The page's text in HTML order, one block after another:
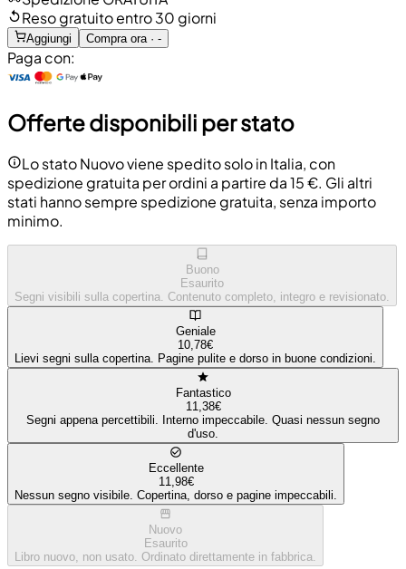
Reso gratuito entro 30 giorni
Aggiungi Compra ora · -
Paga con:
Offerte disponibili per stato
Lo stato Nuovo viene spedito solo in Italia, con
spedizione gratuita per ordini a partire da 15 €. Gli altri
stati hanno sempre spedizione gratuita, senza importo
minimo.
Buono
Esaurito
Segni visibili sulla copertina. Contenuto completo, integro e revisionato.
Geniale
10,78€
Lievi segni sulla copertina. Pagine pulite e dorso in buone condizioni.
Fantastico
11,38€
Segni appena percettibili. Interno impeccabile. Quasi nessun segno
d'uso.
Eccellente
11,98€
Nessun segno visibile. Copertina, dorso e pagine impeccabili.
Nuovo
Esaurito
Libro nuovo, non usato. Ordinato direttamente in fabbrica.